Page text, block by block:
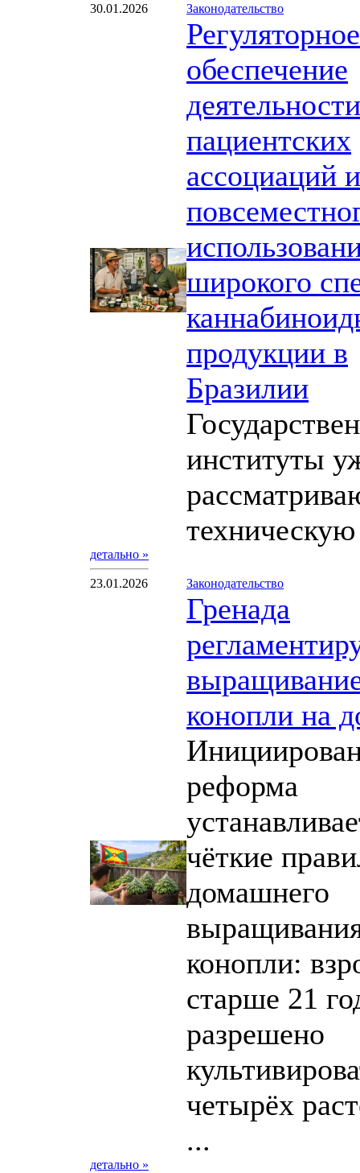
30.01.2026 Законодательство
Регуляторное
обеспечение
деятельности
пациентских
ассоциаций и
широкого
продукции в
Бразилии
институты
детально »
23.01.2026 Законодательство
Гренада
конопли на
реформа
чёткие
домашнего
конопли:
старше 21
разрешено
четырёх
...
детально »